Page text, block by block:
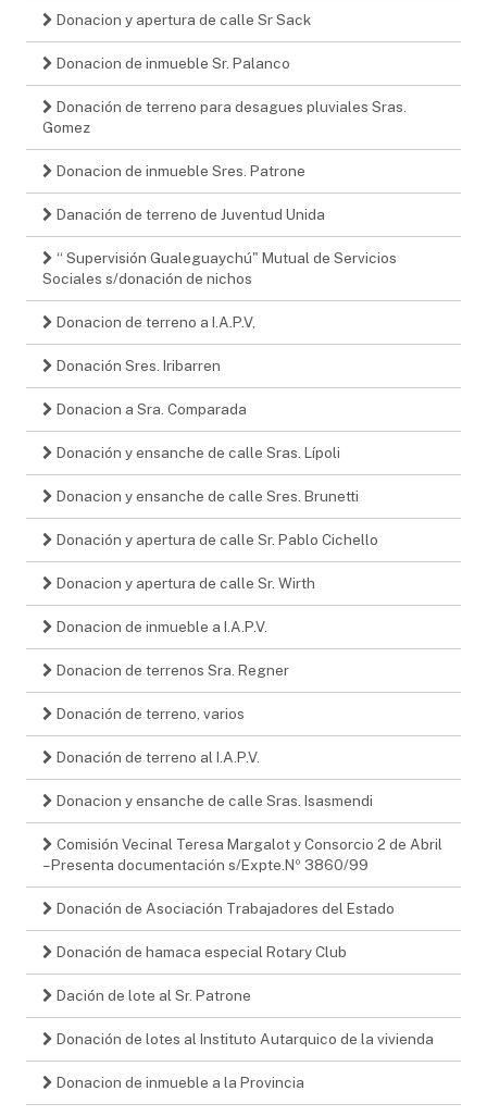
Donacion y apertura de calle Sr Sack
Donacion de inmueble Sr. Palanco
Donación de terreno para desagues pluviales Sras.
Gomez
Donacion de inmueble Sres. Patrone
Danación de terreno de Juventud Unida
“ Supervisión Gualeguaychú" Mutual de Servicios
Sociales s/donación de nichos
Donacion de terreno a I.A.P.V,
Donación Sres. Iribarren
Donacion a Sra. Comparada
Donación y ensanche de calle Sras. Lípoli
Donacion y ensanche de calle Sres. Brunetti
Donación y apertura de calle Sr. Pablo Cichello
Donacion y apertura de calle Sr. Wirth
Donacion de inmueble a I.A.P.V.
Donacion de terrenos Sra. Regner
Donación de terreno, varios
Donación de terreno al I.A.P.V.
Donacion y ensanche de calle Sras. Isasmendi
Comisión Vecinal Teresa Margalot y Consorcio 2 de Abril
– Presenta documentación s/Expte.Nº 3860/99
Donación de Asociación Trabajadores del Estado
Donación de hamaca especial Rotary Club
Dación de lote al Sr. Patrone
Donación de lotes al Instituto Autarquico de la vivienda
Donacion de inmueble a la Provincia